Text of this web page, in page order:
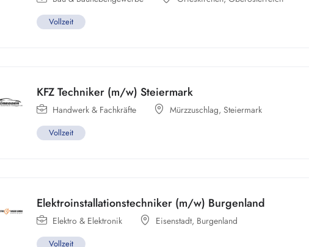
Vollzeit
KFZ Techniker (m/w) Steiermark
Handwerk & Fachkräfte Mürzzuschlag, Steiermark
Vollzeit
Elektroinstallationstechniker (m/w) Burgenland
Elektro & Elektronik Eisenstadt, Burgenland
Vollzeit